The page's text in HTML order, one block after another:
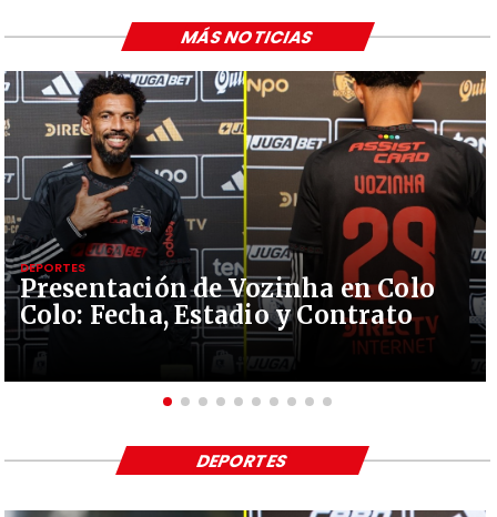
Presentación de Vozinha en Colo
Colo: Fecha, Estadio y Contrato
DEPORTES
MÁS NOTICIAS
DEPORTES